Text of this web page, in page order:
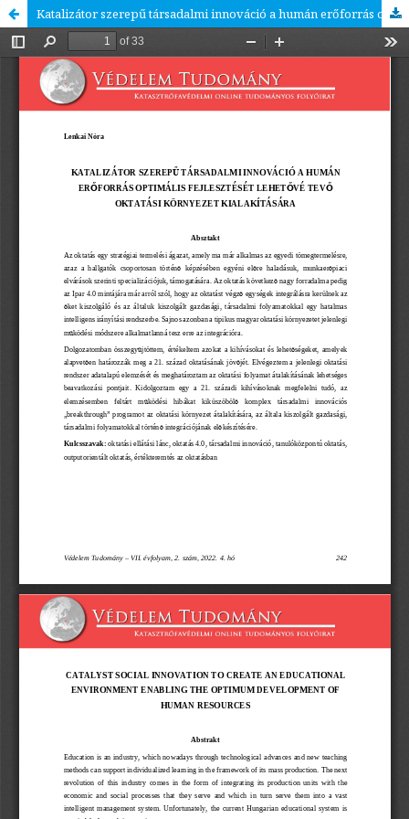
Katalizátor szerepű társadalmi innováció a humán erőforrás optimális fejlesztését lehetővé tevő oktatási környezet kialakítására